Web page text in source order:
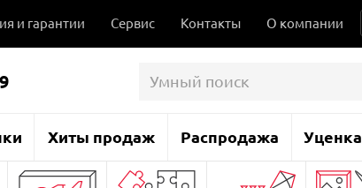
и гарантии Сервис Контакты О компании
Хиты продаж Распродажа Уценка